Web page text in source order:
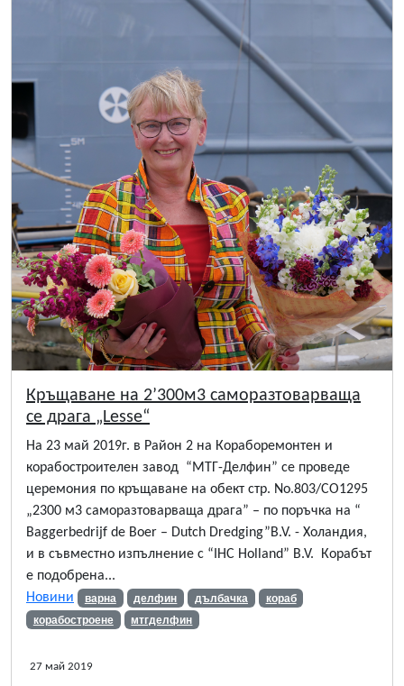
Кръщаване на 2’300м3 саморазтоварваща
се драга „Lesse“
На 23 май 2019г. в Район 2 на Кораборемонтен и
корабостроителен завод “МТГ-Делфин” се проведе
церемония по кръщаване на обект стр. No.803/CO1295
„2300 м3 саморазтоварваща драга” – по поръчка на “
Baggerbedrijf de Boer – Dutch Dredging”B.V. - Холандия,
и в съвместно изпълнение с “IHC Holland” B.V. Корабът
е подобрена...
Новини
варна делфин дълбачка
кораб
корабостроене
мтгделфин
27 май 2019